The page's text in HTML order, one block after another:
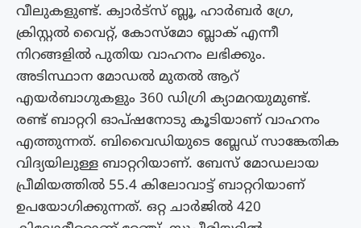
വീലുകളുണ്ട്. ക്വാർട്സ് ബ്ലൂ, ഹാർബർ ഗ്രേ,
ക്രിസ്റ്റൽ വൈറ്റ്, കോസ്മോ ബ്ലാക് എന്നീ
നിറങ്ങളിൽ പുതിയ വാഹനം ലഭിക്കും.
അടിസ്ഥാന മോഡല്‍ മുതല്‍ ആറ്
എയർബാഗുകളും 360 ഡിഗ്രി ക്യാമറയുമുണ്ട്.
രണ്ട് ബാറ്ററി ഓപ്ഷനോടു കൂടിയാണ് വാഹനം
എത്തുന്നത്. ബിവൈഡിയുടെ ബ്ലേഡ് സാങ്കേതിക
വിദ്യയിലുള്ള ബാറ്ററിയാണ്. ബേസ് മോഡലായ
പ്രീമിയത്തിൽ 55.4 കിലോവാട്ട് ബാറ്ററിയാണ്
ഉപയോഗിക്കുന്നത്. ഒറ്റ ചാർജിൽ 420